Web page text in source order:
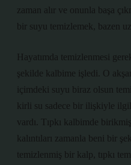
zaman alır ve onunla başa
bir suyu temizlemek, bazen
Hayatımda temizlenmesi
şekilde kalbime işledi. O
içimdeki suyu biraz olsun
kirli su sadece bir ilişkiyle
vardı. Tıpkı kalbimde
kalıntıları zamanla beni bir
temizlenmiş bir kalp, tıpkı